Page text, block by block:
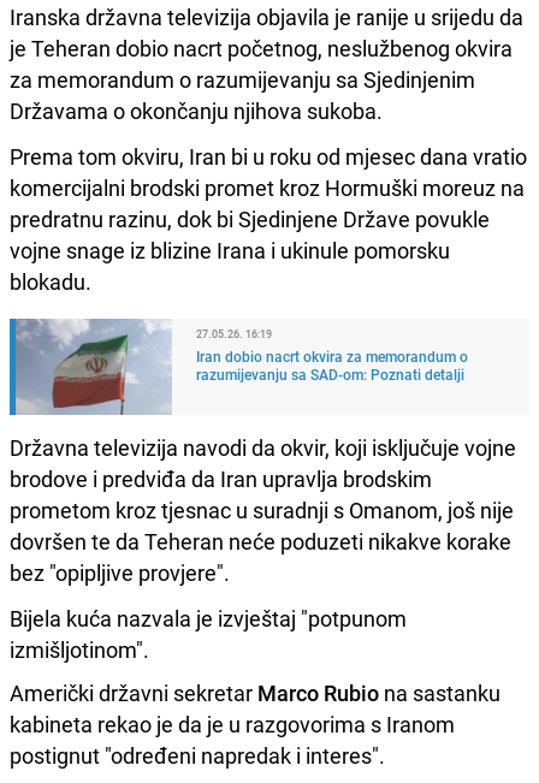
Iranska državna televizija objavila je ranije u srijedu da
je Teheran dobio nacrt početnog, neslužbenog okvira
za memorandum o razumijevanju sa Sjedinjenim
Državama o okončanju njihova sukoba.
Prema tom okviru, Iran bi u roku od mjesec dana vratio
komercijalni brodski promet kroz Hormuški moreuz na
predratnu razinu, dok bi Sjedinjene Države povukle
vojne snage iz blizine Irana i ukinule pomorsku
blokadu.
27.05.26. 16:19
Iran dobio nacrt okvira za memorandum o
razumijevanju sa SAD-om: Poznati detalji
Državna televizija navodi da okvir, koji isključuje vojne
brodove i predviđa da Iran upravlja brodskim
prometom kroz tjesnac u suradnji s Omanom, još nije
dovršen te da Teheran neće poduzeti nikakve korake
bez "opipljive provjere".
Bijela kuća nazvala je izvještaj "potpunom
izmišljotinom".
Američki državni sekretar Marco Rubio na sastanku
kabineta rekao je da je u razgovorima s Iranom
postignut "određeni napredak i interes".